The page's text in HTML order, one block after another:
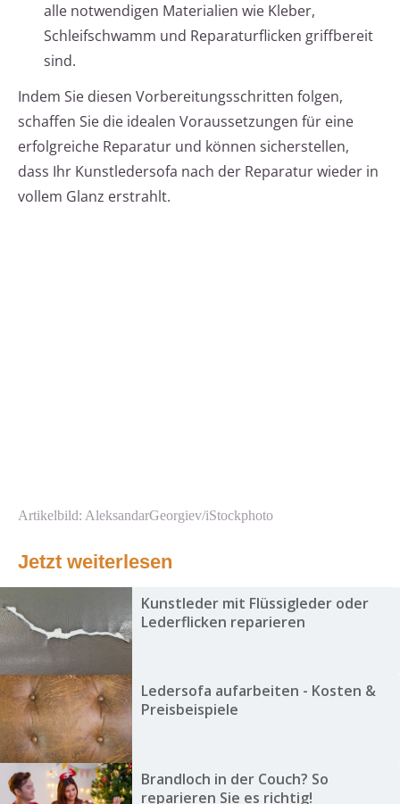
alle notwendigen Materialien wie Kleber,
Schleifschwamm und Reparaturflicken griffbereit
sind.
Indem Sie diesen Vorbereitungsschritten folgen,
schaffen Sie die idealen Voraussetzungen für eine
erfolgreiche Reparatur und können sicherstellen,
dass Ihr Kunstledersofa nach der Reparatur wieder in
vollem Glanz erstrahlt.
Artikelbild: AleksandarGeorgiev/iStockphoto
Jetzt weiterlesen
Kunstleder mit Flüssigleder oder
Lederflicken reparieren
Ledersofa aufarbeiten - Kosten &
Preisbeispiele
Brandloch in der Couch? So
reparieren Sie es richtig!